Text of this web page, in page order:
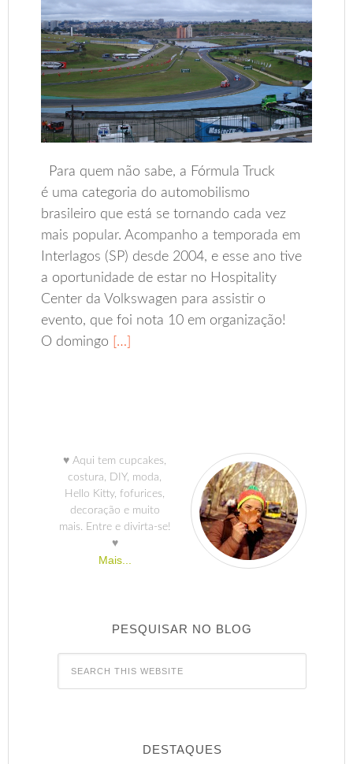
Para quem não sabe, a Fórmula Truck
é uma categoria do automobilismo
brasileiro que está se tornando cada vez
mais popular. Acompanho a temporada em
Interlagos (SP) desde 2004, e esse ano tive
a oportunidade de estar no Hospitality
Center da Volkswagen para assistir o
evento, que foi nota 10 em organização!
O domingo […]
♥ Aqui tem cupcakes,
costura, DIY, moda,
Hello Kitty, fofurices,
decoração e muito
mais. Entre e divirta-se!
♥
Mais...
PESQUISAR NO BLOG
DESTAQUES